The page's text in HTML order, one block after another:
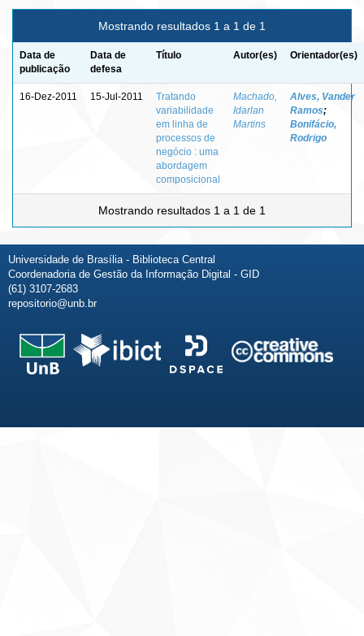
Mostrando resultados 1 a 1 de 1
Data de
publicação
Data de
defesa
Título Autor(es) Orientador(es)
16-Dez-2011 15-Jul-2011
Tratando
variabilidade
em linha de
processos de
negócio : uma
abordagem
composicional
Machado,
Idarlan
Martins
Alves, Vander
Ramos;
Bonifácio,
Rodrigo
Mostrando resultados 1 a 1 de 1
Universidade de Brasília - Biblioteca Central
Coordenadoria de Gestão da Informação Digital - GID
(61) 3107-2683
repositorio@unb.br